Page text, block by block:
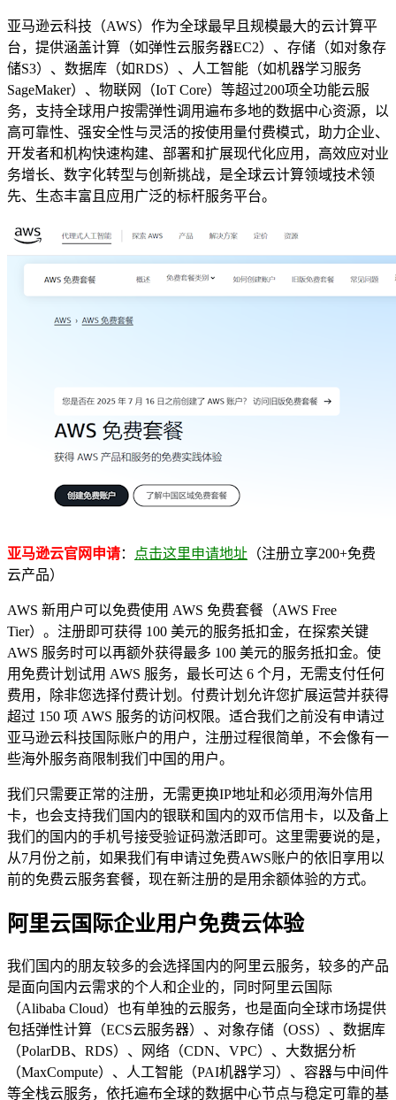
亚马逊云科技（AWS）作为全球最早且规模最大的云计算平
台，提供涵盖计算（如弹性云服务器EC2）、存储（如对象存
储S3）、数据库（如RDS）、人工智能（如机器学习服务
SageMaker）、物联网（IoT Core）等超过200项全功能云服
务，支持全球用户按需弹性调用遍布多地的数据中心资源，以
高可靠性、强安全性与灵活的按使用量付费模式，助力企业、
开发者和机构快速构建、部署和扩展现代化应用，高效应对业
务增长、数字化转型与创新挑战，是全球云计算领域技术领
先、生态丰富且应用广泛的标杆服务平台。
亚马逊云官网申请： 点击这里申请地址 （注册立享200+免费
云产品）
AWS 新用户可以免费使用 AWS 免费套餐（AWS Free
Tier）。注册即可获得 100 美元的服务抵扣金，在探索关键
AWS 服务时可以再额外获得最多 100 美元的服务抵扣金。使
用免费计划试用 AWS 服务，最长可达 6 个月，无需支付任何
费用，除非您选择付费计划。付费计划允许您扩展运营并获得
超过 150 项 AWS 服务的访问权限。适合我们之前没有申请过
亚马逊云科技国际账户的用户，注册过程很简单，不会像有一
些海外服务商限制我们中国的用户。
我们只需要正常的注册，无需更换IP地址和必须用海外信用
卡，也会支持我们国内的银联和国内的双币信用卡，以及备上
我们的国内的手机号接受验证码激活即可。这里需要说的是，
从7月份之前，如果我们有申请过免费AWS账户的依旧享用以
前的免费云服务套餐，现在新注册的是用余额体验的方式。
阿里云国际企业用户免费云体验
我们国内的朋友较多的会选择国内的阿里云服务，较多的产品
是面向国内云需求的个人和企业的，同时阿里云国际
（Alibaba Cloud）也有单独的云服务，也是面向全球市场提供
包括弹性计算（ECS云服务器）、对象存储（OSS）、数据库
（PolarDB、RDS）、网络（CDN、VPC）、大数据分析
（MaxCompute）、人工智能（PAI机器学习）、容器与中间件
等全栈云服务，依托遍布全球的数据中心节点与稳定可靠的基